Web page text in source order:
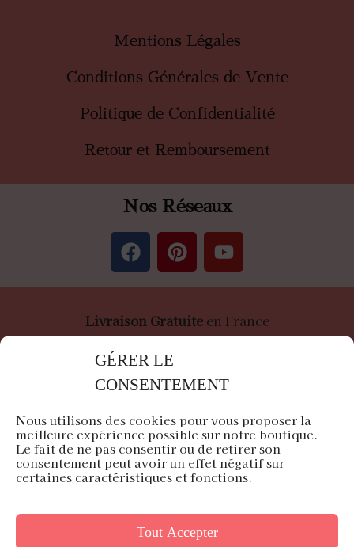
GÉRER LE
CONSENTEMENT
Nous utilisons des cookies pour vous proposer la
meilleure expérience possible sur notre boutique.
Le fait de ne pas consentir ou de retirer son
consentement peut avoir un effet négatif sur
certaines caractéristiques et fonctions.
Tout Accepter
Mentions Légales
Conditions Générales de Vente
Politique de Confidentialité
Retour et Remboursement
Nos Réseaux
Livraison Gratuiteen France
PaiementSécurisé
Air du Japon est une entreprise française
Siège en Île-de-France